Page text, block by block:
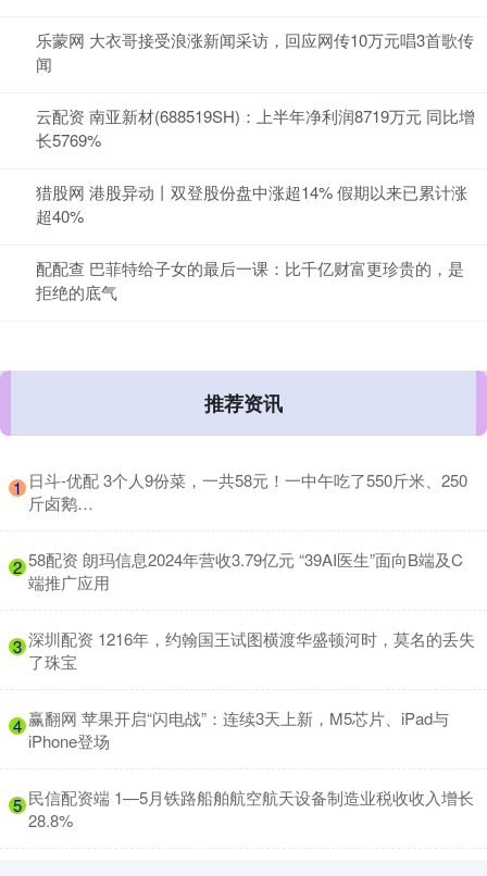
乐蒙网 大衣哥接受浪涨新闻采访，回应网传10万元唱3首歌传
闻
云配资 南亚新材(688519SH)：上半年净利润8719万元 同比增
长5769%
猎股网 港股异动丨双登股份盘中涨超14% 假期以来已累计涨
超40%
配配查 巴菲特给子女的最后一课：比千亿财富更珍贵的，是
拒绝的底气
推荐资讯
1 ​日斗-优配 3个人9份菜，一共58元！一中午吃了550斤米、250
斤卤鹅…
2 ​58配资 朗玛信息2024年营收3.79亿元 “39AI医生”面向B端及C
端推广应用
3 ​深圳配资 1216年，约翰国王试图横渡华盛顿河时，莫名的丢失
了珠宝
4 ​赢翻网 苹果开启“闪电战”：连续3天上新，M5芯片、iPad与
iPhone登场
5 ​民信配资端 1—5月铁路船舶航空航天设备制造业税收收入增长
28.8%